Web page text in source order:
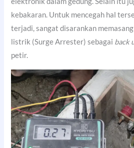
kebakaran. Untuk mencegah hal
terjadi, sangat disarankan
listrik (Surge Arrester) sebagai back
petir.